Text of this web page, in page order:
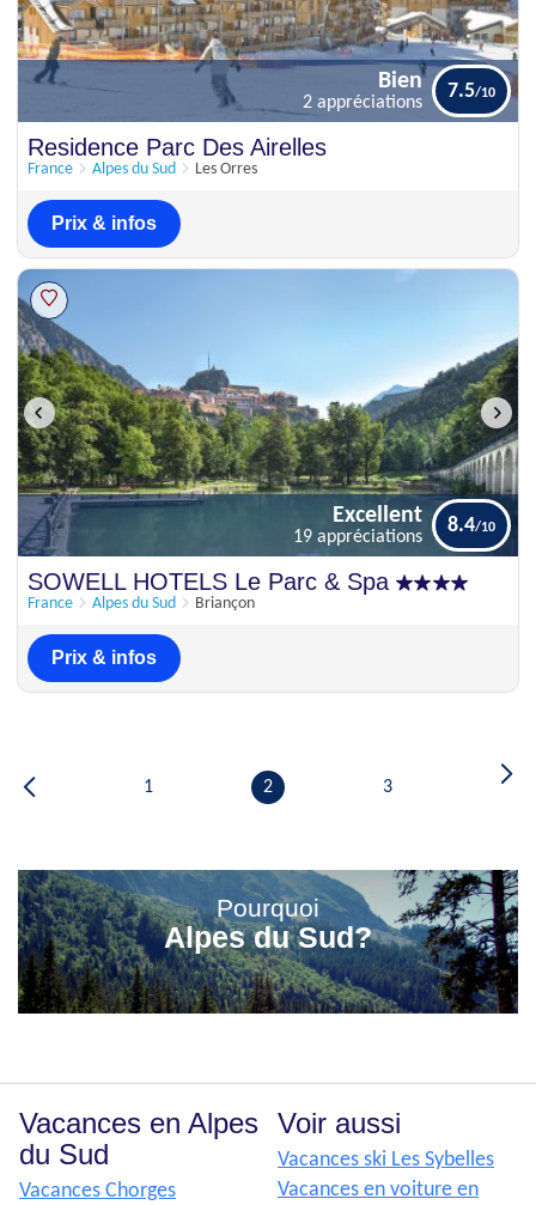
Residence Parc Des Airelles
France Alpes du Sud Les Orres
Bien
2 appréciations
7.5
Prix & infos
Excellent
19 appréciations
8.4
SOWELL HOTELS Le Parc & Spa
France Alpes du Sud Briançon
Excellent
19 appréciations
8.4
Prix & infos
1 2 3
Pourquoi
Alpes du Sud?
Vacances en Alpes
du Sud
Vacances Chorges
Voir aussi
Vacances ski Les Sybelles
Vacances en voiture en